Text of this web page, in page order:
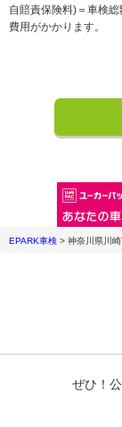
自賠責保険料)＝車検
費用がかかります。
EPARK車検 > 神奈川県川